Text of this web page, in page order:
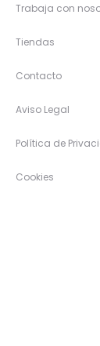
Trabaja con
Tiendas
Contacto
Aviso Legal
Política de
Cookies